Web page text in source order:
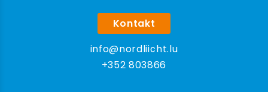
Kontakt
info@nordliicht.lu
+352 803866